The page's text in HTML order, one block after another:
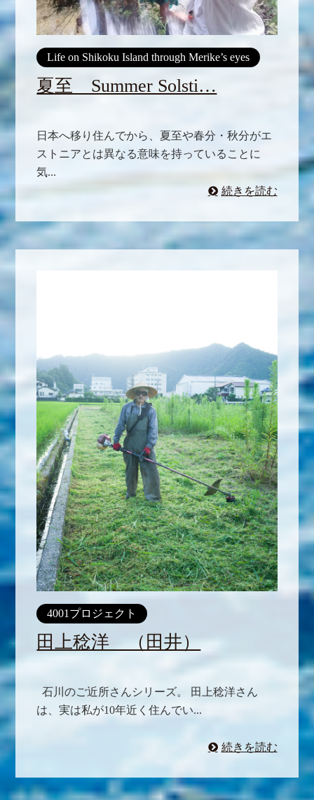
Life on Shikoku Island through Merike’s eyes
夏至 Summer Solsti…
日本へ移り住んでから、夏至や春分・秋分がエ
ストニアとは異なる意味を持っていることに
気...
続きを読む
4001プロジェクト
田上稔洋 （田井）
石川のご近所さんシリーズ。 田上稔洋さん
は、実は私が10年近く住んでい...
続きを読む